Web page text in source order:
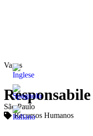
Vagas
São Paulo
Recursos Humanos